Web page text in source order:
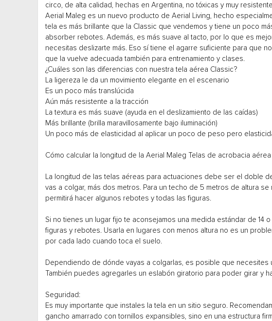
circo, de alta calidad, hechas en Argentina, no tóxicas y muy
Aerial Maleg es un nuevo producto de Aerial Living, hecho
tela es más brillante que la Classic que vendemos y tiene un poco
absorber rebotes. Además, es más suave al tacto, por lo que es
necesitas deslizarte más. Eso sí tiene el agarre suficiente para que
que la vuelve adecuada también para entrenamiento y clases.
¿Cuáles son las diferencias con nuestra tela aérea Classic?
La ligereza le da un movimiento elegante en el escenario
Es un poco más translúcida
Aún más resistente a la tracción
La textura es más suave (ayuda en el deslizamiento de las caídas)
Más brillante (brilla maravillosamente bajo iluminación)
Un poco más de elasticidad al aplicar un poco de peso pero
Cómo calcular la longitud de la Aerial Maleg Telas de acrobacia
La longitud de las telas aéreas para actuaciones debe ser el doble
vas a colgar, más dos metros. Para un techo de 5 metros de altura
permitirá hacer algunos rebotes y todas las figuras.
Si no tienes un lugar fijo te aconsejamos una medida estándar de 14
figuras y rebotes. Usarla en lugares con menos altura no es un
por cada lado cuando toca el suelo.
Dependiendo de dónde vayas a colgarlas, es posible que necesites
También puedes agregarles un eslabón giratorio para poder girar y
Seguridad:
Es muy importante que instales la tela en un sitio seguro.
gancho amarrado con tornillos expansibles, sino en una estructura